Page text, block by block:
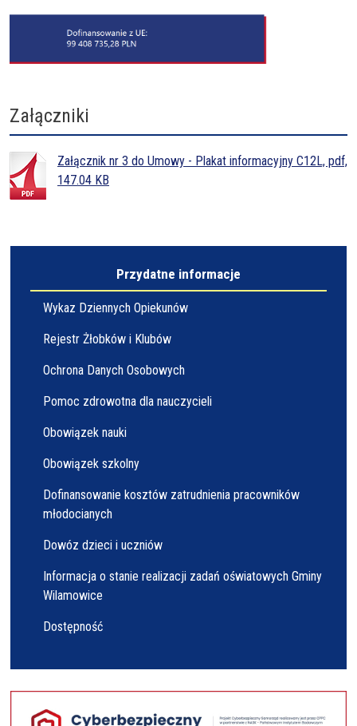
Załączniki
Załącznik nr 3 do Umowy - Plakat informacyjny C12L, pdf,
147.04 KB
Przydatne informacje
Wykaz Dziennych Opiekunów
Rejestr Żłobków i Klubów
Ochrona Danych Osobowych
Pomoc zdrowotna dla nauczycieli
Obowiązek nauki
Obowiązek szkolny
Dofinansowanie kosztów zatrudnienia pracowników
młodocianych
Dowóz dzieci i uczniów
Informacja o stanie realizacji zadań oświatowych Gminy
Wilamowice
Dostępność